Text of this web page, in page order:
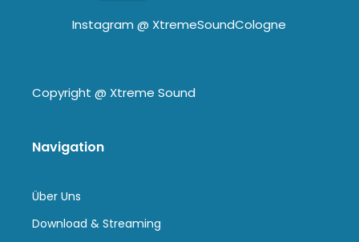
Instagram @ XtremeSoundCologne
Copyright @ Xtreme Sound
Navigation
Über Uns
Download & Streaming